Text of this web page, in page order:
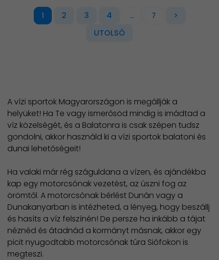
1 2 3 4 ... 7
>
UTOLSÓ
A vízi sportok Magyarországon is megállják a
helyüket! Ha Te vagy ismerősöd mindig is imádtad a
víz közelségét, és a Balatonra is csak szépen tudsz
gondolni, akkor használd ki a vízi sportok balatoni és
dunai lehetőségeit!
Ha valaki már rég száguldana a vízen, és ajándékba
kap egy motorcsónak vezetést, az úszni fog az
örömtől. A motorcsónak bérlést Dunán vagy a
Dunakanyarban is intézheted, a lényeg, hogy beszállj
és hasíts a víz felszínén! De persze ha inkább a tájat
néznéd és átadnád a kormányt másnak, akkor egy
picit nyugodtabb motorcsónak túra Siófokon is
megteszi.